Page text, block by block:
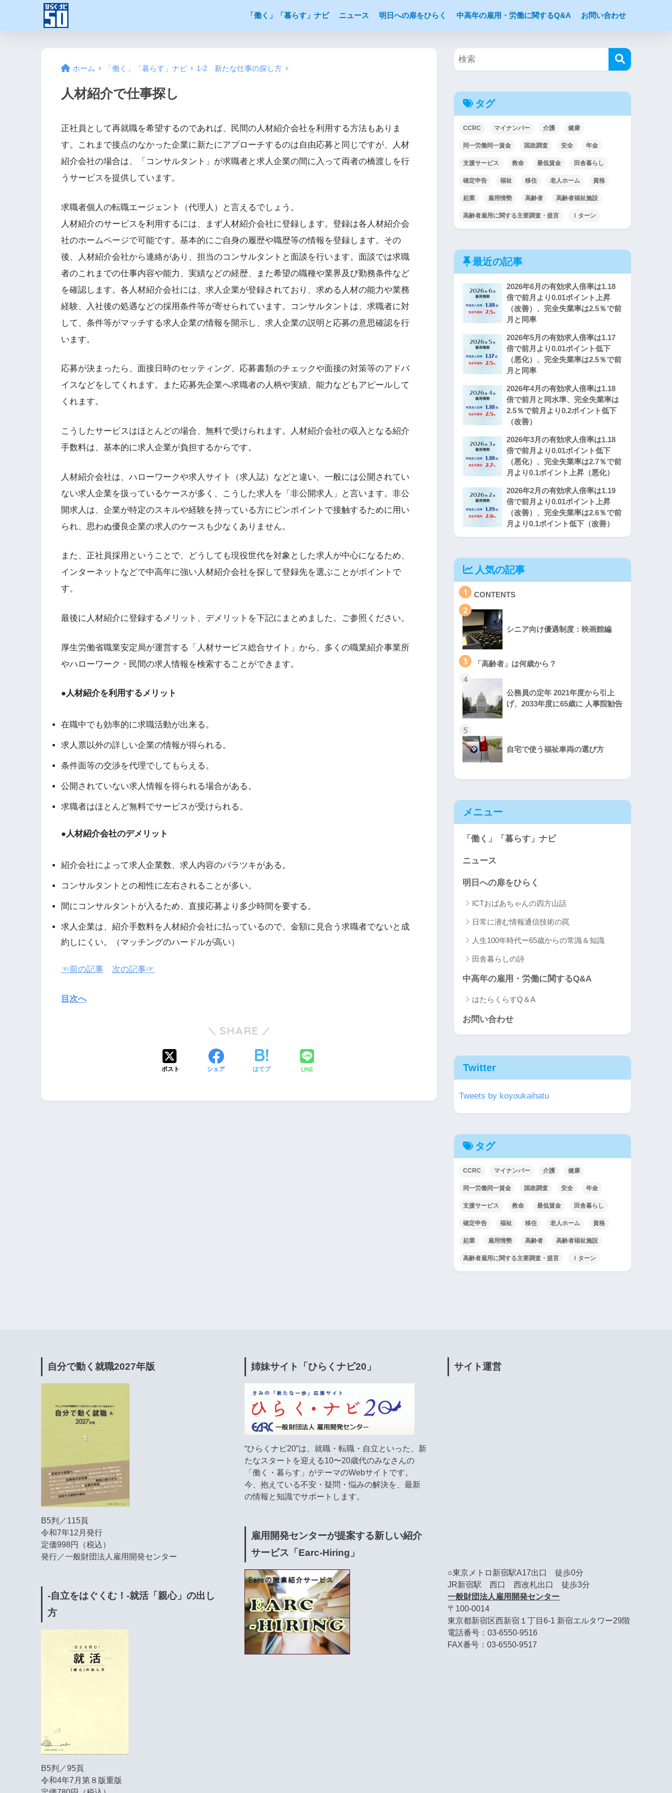
「働く」「暮らす」ナビ ニュース 明日への扉をひらく 中高年の雇用・労働に関するQ&A お問い合わせ
ホーム 「働く」「暮らす」ナビ 1-2 新たな仕事の探し方
人材紹介で仕事探し
正社員として再就職を希望するのであれば、民間の人材紹介会社を利用する方法もありま
す。これまで接点のなかった企業に新たにアプローチするのは自由応募と同じですが、人材
紹介会社の場合は、「コンサルタント」が求職者と求人企業の間に入って両者の橋渡しを行
うサービスを提供しています。
求職者個人の転職エージェント（代理人）と言えるでしょう。
人材紹介のサービスを利用するには、まず人材紹介会社に登録します。登録は各人材紹介会
社のホームページで可能です。基本的にご自身の履歴や職歴等の情報を登録します。その
後、人材紹介会社から連絡があり、担当のコンサルタントと面談を行います。面談では求職
者のこれまでの仕事内容や能力、実績などの経歴、また希望の職種や業界及び勤務条件など
を確認します。各人材紹介会社には、求人企業が登録されており、求める人材の能力や業務
経験、入社後の処遇などの採用条件等が寄せられています。コンサルタントは、求職者に対
して、条件等がマッチする求人企業の情報を開示し、求人企業の説明と応募の意思確認を行
います。
応募が決まったら、面接日時のセッティング、応募書類のチェックや面接の対策等のアドバ
イスなどをしてくれます。また応募先企業へ求職者の人柄や実績、能力などもアピールして
くれます。
こうしたサービスはほとんどの場合、無料で受けられます。人材紹介会社の収入となる紹介
手数料は、基本的に求人企業が負担するからです。
人材紹介会社は、ハローワークや求人サイト（求人誌）などと違い、一般には公開されてい
ない求人企業を扱っているケースが多く、こうした求人を「非公開求人」と言います。非公
開求人は、企業が特定のスキルや経験を持っている方にピンポイントで接触するために用い
られ、思わぬ優良企業の求人のケースも少なくありません。
また、正社員採用ということで、どうしても現役世代を対象とした求人が中心になるため、
インターネットなどで中高年に強い人材紹介会社を探して登録先を選ぶことがポイントで
す。
最後に人材紹介に登録するメリット、デメリットを下記にまとめました。ご参照ください。
厚生労働省職業安定局が運営する「人材サービス総合サイト」から、多くの職業紹介事業所
やハローワーク・民間の求人情報を検索することができます。
●人材紹介を利用するメリット
在職中でも効率的に求職活動が出来る。
求人票以外の詳しい企業の情報が得られる。
条件面等の交渉を代理でしてもらえる。
公開されていない求人情報を得られる場合がある。
求職者はほとんど無料でサービスが受けられる。
●人材紹介会社のデメリット
紹介会社によって求人企業数、求人内容のバラツキがある。
コンサルタントとの相性に左右されることが多い。
間にコンサルタントが入るため、直接応募より多少時間を要する。
求人企業は、紹介手数料を人材紹介会社に払っているので、金額に見合う求職者でないと成
約しにくい。（マッチングのハードルが高い）
☜前の記事 次の記事☞
目次へ
SHARE
ポスト シェア はてブ LINE
タグ
CCRC マイナンバー 介護 健康
同一労働同一賃金 国政調査 安全 年金
支援サービス 救命 最低賃金 田舎暮らし
確定申告 福祉 移住 老人ホーム 資格
起業 雇用情勢 高齢者 高齢者福祉施設
高齢者雇用に関する主要調査・提言 Ｉターン
最近の記事
2026年6月の有効求人倍率は1.18
倍で前月より0.01ポイント上昇
（改善）、完全失業率は2.5％で前
月と同率
2026年5月の有効求人倍率は1.17
倍で前月より0.01ポイント低下
（悪化）、完全失業率は2.5％で前
月と同率
2026年4月の有効求人倍率は1.18
倍で前月と同水準、完全失業率は
2.5％で前月より0.2ポイント低下
（改善）
2026年3月の有効求人倍率は1.18
倍で前月より0.01ポイント低下
（悪化）、完全失業率は2.7％で前
月より0.1ポイント上昇（悪化）
2026年2月の有効求人倍率は1.19
倍で前月より0.01ポイント上昇
（改善）、完全失業率は2.6％で前
月より0.1ポイント低下（改善）
人気の記事
1 CONTENTS
2
シニア向け優遇制度：映画館編
3 「高齢者」は何歳から？
4
公務員の定年 2021年度から引上
げ、2033年度に65歳に 人事院勧告
5
自宅で使う福祉車両の選び方
メニュー
「働く」「暮らす」ナビ
ニュース
明日への扉をひらく
ICTおばあちゃんの四方山話
日常に潜む情報通信技術の罠
人生100年時代ー65歳からの常識＆知識
田舎暮らしの詩
中高年の雇用・労働に関するQ&A
はたらくらすQ＆A
お問い合わせ
Twitter
Tweets by koyoukaihatu
タグ
CCRC マイナンバー 介護 健康
同一労働同一賃金 国政調査 安全 年金
支援サービス 救命 最低賃金 田舎暮らし
確定申告 福祉 移住 老人ホーム 資格
起業 雇用情勢 高齢者 高齢者福祉施設
高齢者雇用に関する主要調査・提言 Ｉターン
自分で動く就職2027年版
B5判／115頁
令和7年12月発行
定価998円（税込）
発行／一般財団法人雇用開発センター
-自立をはぐくむ！-就活「親心」の出し
方
B5判／95頁
令和4年7月第８版重版
姉妹サイト「ひらくナビ20」
“ひらくナビ20”は、就職・転職・自立といった、新
たなスタートを迎える10〜20歳代のみなさんの
「働く・暮らす」がテーマのWebサイトです。
今、抱えている不安・疑問・悩みの解決を、最新
の情報と知識でサポートします。
雇用開発センターが提案する新しい紹介
サービス「Earc-Hiring」
サイト運営
○東京メトロ新宿駅A17出口 徒歩0分
JR新宿駅 西口 西改札出口 徒歩3分
一般財団法人雇用開発センター
〒100-0014
東京都新宿区西新宿１丁目6-1 新宿エルタワー29階
電話番号：03-6550-9516
FAX番号：03-6550-9517